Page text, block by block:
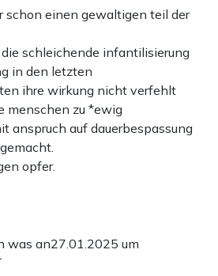
schon einen gewaltigen teil der
schleichende infantilisierung
in den letzten
ihre wirkung nicht verfehlt
menschen zu *ewig
anspruch auf dauerbespassung
opfer.
was an27.01.2025 um